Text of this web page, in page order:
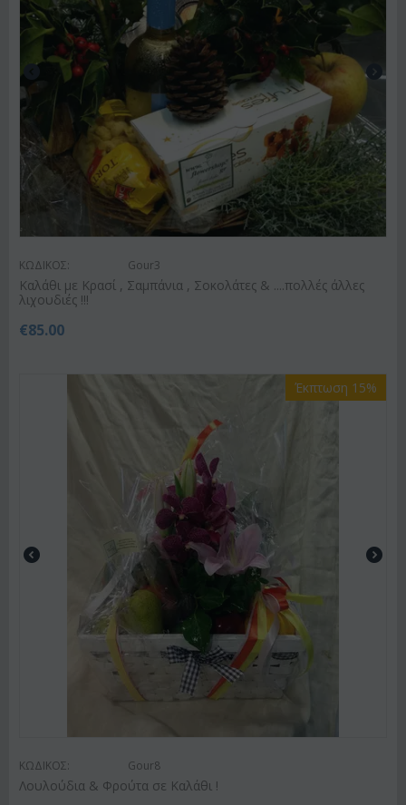
ΚΩΔΙΚΟΣ: Gour3
Καλάθι με Κρασί , Σαμπάνια , Σοκολάτες & ....πολλές άλλες
λιχουδιές !!!
€85.00
Έκπτωση 15%
ΚΩΔΙΚΟΣ: Gour8
Λουλούδια & Φρούτα σε Καλάθι !